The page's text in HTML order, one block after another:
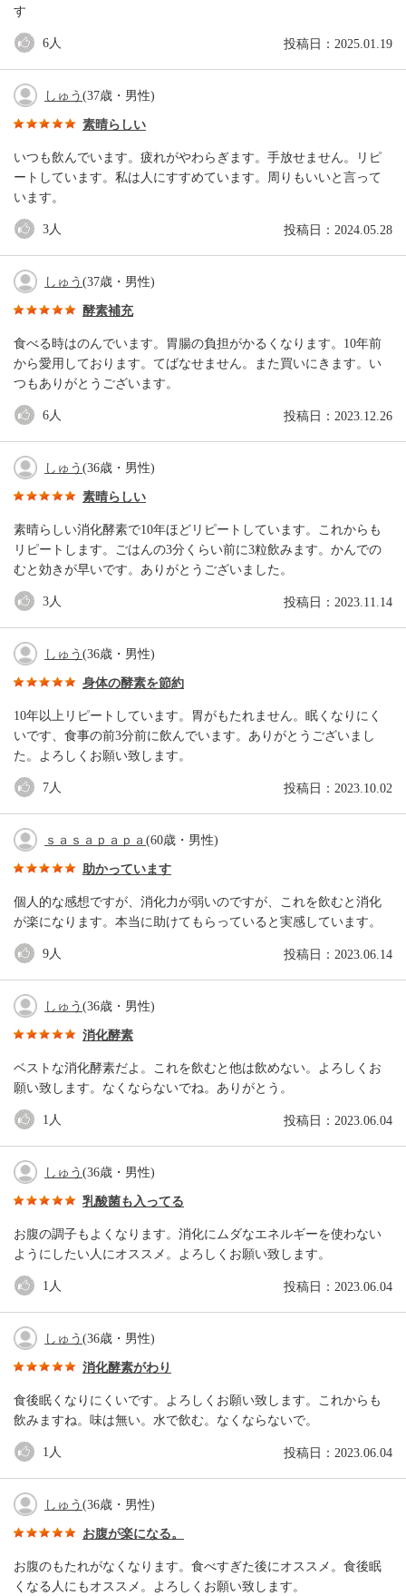
す
投稿日：2025.01.19
6人
しゅう (37歳・男性)
素晴らしい
いつも飲んでいます。疲れがやわらぎます。手放せません。リピ
ートしています。私は人にすすめています。周りもいいと言って
います。
投稿日：2024.05.28
3人
しゅう (37歳・男性)
酵素補充
食べる時はのんでいます。胃腸の負担がかるくなります。10年前
から愛用しております。てばなせません。また買いにきます。い
つもありがとうございます。
投稿日：2023.12.26
6人
しゅう (36歳・男性)
素晴らしい
素晴らしい消化酵素で10年ほどリピートしています。これからも
リピートします。ごはんの3分くらい前に3粒飲みます。かんでの
むと効きが早いです。ありがとうございました。
投稿日：2023.11.14
3人
しゅう (36歳・男性)
身体の酵素を節約
10年以上リピートしています。胃がもたれません。眠くなりにく
いです、食事の前3分前に飲んでいます。ありがとうございまし
た。よろしくお願い致します。
投稿日：2023.10.02
7人
ｓａｓａｐａｐａ (60歳・男性)
助かっています
個人的な感想ですが、消化力が弱いのですが、これを飲むと消化
が楽になります。本当に助けてもらっていると実感しています。
投稿日：2023.06.14
9人
しゅう (36歳・男性)
消化酵素
ベストな消化酵素だよ。これを飲むと他は飲めない。よろしくお
願い致します。なくならないでね。ありがとう。
投稿日：2023.06.04
1 人
しゅう (36歳・男性)
乳酸菌も入ってる
お腹の調子もよくなります。消化にムダなエネルギーを使わない
ようにしたい人にオススメ。よろしくお願い致します。
投稿日：2023.06.04
1 人
しゅう (36歳・男性)
消化酵素がわり
食後眠くなりにくいです。よろしくお願い致します。これからも
飲みますね。味は無い。水で飲む。なくならないで。
投稿日：2023.06.04
1 人
しゅう (36歳・男性)
お腹が楽になる。
お腹のもたれがなくなります。食べすぎた後にオススメ。食後眠
くなる人にもオススメ。よろしくお願い致します。